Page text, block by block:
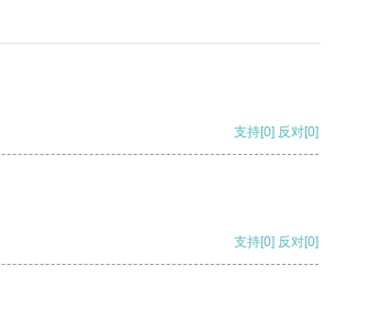
支持[0] 反对[0]
支持[0] 反对[0]